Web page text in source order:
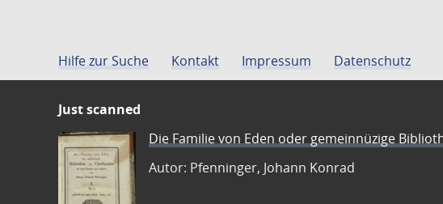
Hilfe zur Suche Kontakt Impressum Datenschutz
Just scanned
Die Familie von Eden oder gemeinnüzige
Autor: Pfenninger, Johann Konrad